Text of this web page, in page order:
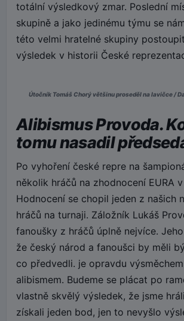
totální výsledkový zmar. Poslední
skupině a jako jedinému týmu se
této velmi hratelné skupiny
výsledek v historii České
Útočník Tomáš Chorý většinu proseděl na lavičce /
Alibismus Provoda.
tomu nasadil
Po vyhoření české repre na
několik hráčů na zhodnocení EURA
Hodnocení se chopil jeden z našich
hráčů na turnaji. Záložník Lukáš
fanoušky z hráčů úplně nejvíce.
že český národ a fanoušci by měli
co předvedli. je opravdu
alibismem. Budeme se plácat po
vlastně skvělý výsledek, že jsme
získali jeden bod, jen to nevyšlo